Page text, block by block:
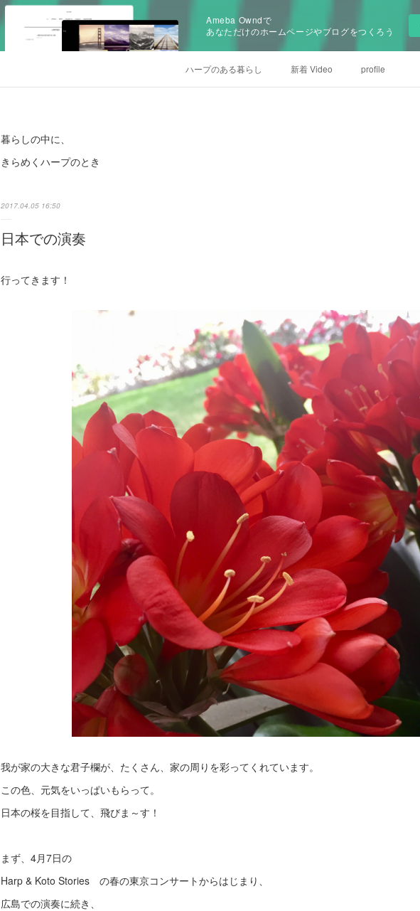
Ameba Owndで
あなただけのホームページやブログをつくろう
ハープのある暮らし 新着 Video profile
暮らしの中に、
きらめくハープのとき
2017.04.05 16:50
日本での演奏
行ってきます！
我が家の大きな君子欄が、たくさん、家の周りを彩ってくれています。
この色、元気をいっぱいもらって。
日本の桜を目指して、飛びま～す！
まず、4月7日の
Harp & Koto Stories の春の東京コンサートからはじまり、
広島での演奏に続き、